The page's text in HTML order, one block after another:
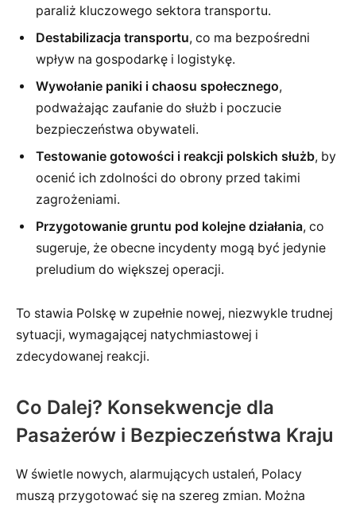
paraliż kluczowego sektora transportu.
Destabilizacja transportu, co ma bezpośredni
wpływ na gospodarkę i logistykę.
Wywołanie paniki i chaosu społecznego,
podważając zaufanie do służb i poczucie
bezpieczeństwa obywateli.
Testowanie gotowości i reakcji polskich służb, by
ocenić ich zdolności do obrony przed takimi
zagrożeniami.
Przygotowanie gruntu pod kolejne działania, co
sugeruje, że obecne incydenty mogą być jedynie
preludium do większej operacji.
To stawia Polskę w zupełnie nowej, niezwykle trudnej
sytuacji, wymagającej natychmiastowej i
zdecydowanej reakcji.
Co Dalej? Konsekwencje dla
Pasażerów i Bezpieczeństwa Kraju
W świetle nowych, alarmujących ustaleń, Polacy
muszą przygotować się na szereg zmian. Można